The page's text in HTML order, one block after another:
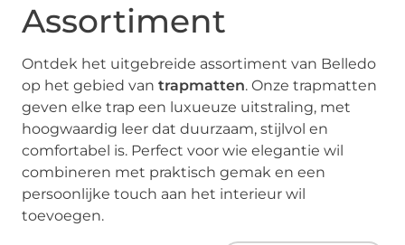
Assortiment
Ontdek het uitgebreide assortiment van Belledo
op het gebied van trapmatten. Onze trapmatten
geven elke trap een luxueuze uitstraling, met
hoogwaardig leer dat duurzaam, stijlvol en
comfortabel is. Perfect voor wie elegantie wil
combineren met praktisch gemak en een
persoonlijke touch aan het interieur wil
toevoegen.